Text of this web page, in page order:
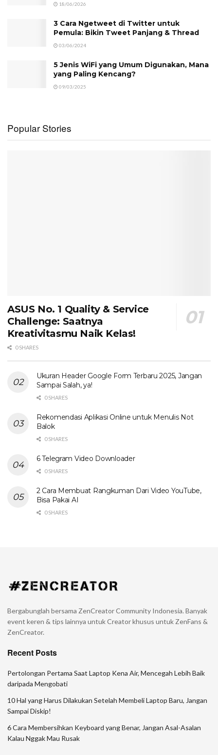
18/06/2026
3 Cara Ngetweet di Twitter untuk
Pemula: Bikin Tweet Panjang & Thread
03/06/2024
5 Jenis WiFi yang Umum Digunakan, Mana
yang Paling Kencang?
09/03/2025
Popular Stories
ASUS No. 1 Quality & Service
Challenge: Saatnya
Kreativitasmu Naik Kelas!
0 SHARES
Ukuran Header Google Form Terbaru 2025, Jangan
Sampai Salah, ya!
0 SHARES
Rekomendasi Aplikasi Online untuk Menulis Not
Balok
0 SHARES
6 Telegram Video Downloader
0 SHARES
2 Cara Membuat Rangkuman Dari Video YouTube,
Bisa Pakai AI
0 SHARES
Bergabunglah bersama ZenCreator Community Indonesia. Banyak
event keren & tips lainnya untuk Creator khusus untuk ZenFans &
ZenCreator.
Recent Posts
Pertolongan Pertama Saat Laptop Kena Air, Mencegah Lebih Baik
daripada Mengobati
10 Hal yang Harus Dilakukan Setelah Membeli Laptop Baru, Jangan
Sampai Diskip!
6 Cara Membersihkan Keyboard yang Benar, Jangan Asal-Asalan
Kalau Nggak Mau Rusak